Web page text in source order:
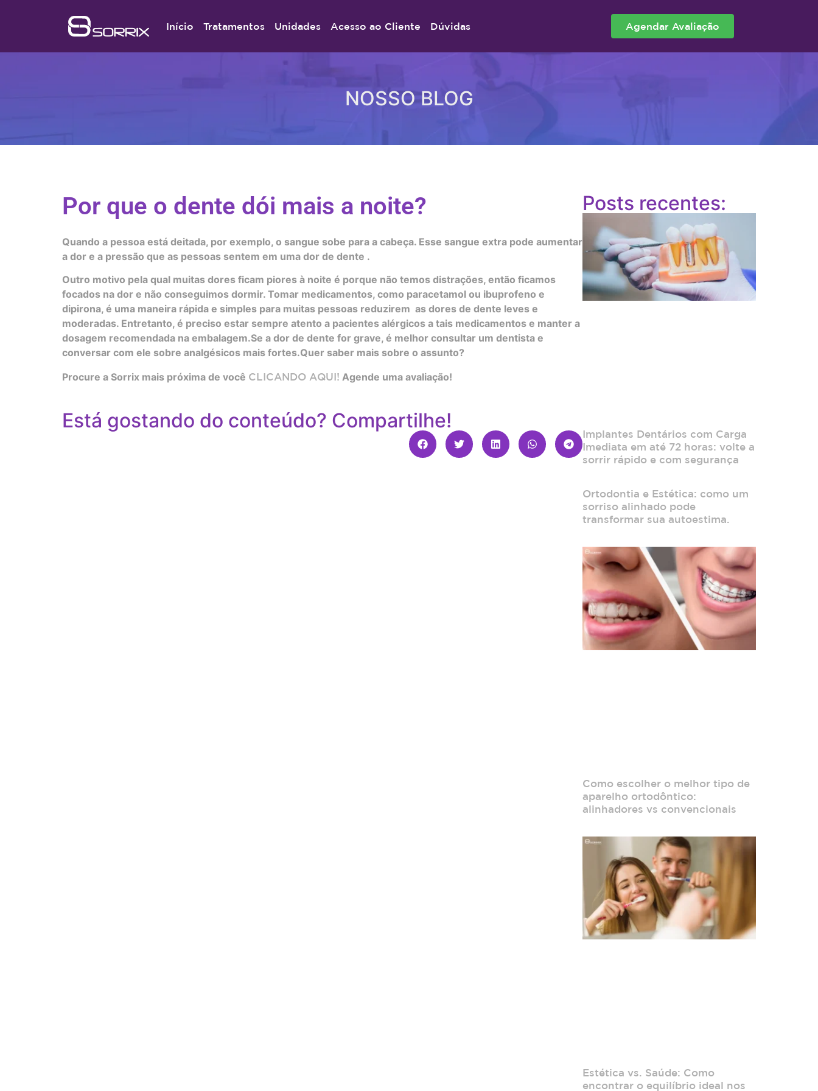
Início Tratamentos Unidades Acesso ao Cliente Dúvidas Agendar Avaliação
NOSSO BLOG
Por que o dente dói mais a noite?
Quando a pessoa está deitada, por exemplo, o sangue sobe para a cabeça. Esse sangue extra pode aumentar
a dor e a pressão que as pessoas sentem em uma dor de dente .
Outro motivo pela qual muitas dores ficam piores à noite é porque não temos distrações, então ficamos
focados na dor e não conseguimos dormir. Tomar medicamentos, como paracetamol ou ibuprofeno e
dipirona, é uma maneira rápida e simples para muitas pessoas reduzirem as dores de dente leves e
moderadas. Entretanto, é preciso estar sempre atento a pacientes alérgicos a tais medicamentos e manter a
dosagem recomendada na embalagem.Se a dor de dente for grave, é melhor consultar um dentista e
conversar com ele sobre analgésicos mais fortes.Quer saber mais sobre o assunto?
Procure a Sorrix mais próxima de você CLICANDO AQUI! Agende uma avaliação!
Está gostando do conteúdo? Compartilhe!
Posts recentes:
Implantes Dentários com Carga
Imediata em até 72 horas: volte a
sorrir rápido e com segurança
Ortodontia e Estética: como um
sorriso alinhado pode
transformar sua autoestima.
Como escolher o melhor tipo de
aparelho ortodôntico:
alinhadores vs convencionais
Estética vs. Saúde: Como
encontrar o equilíbrio ideal nos